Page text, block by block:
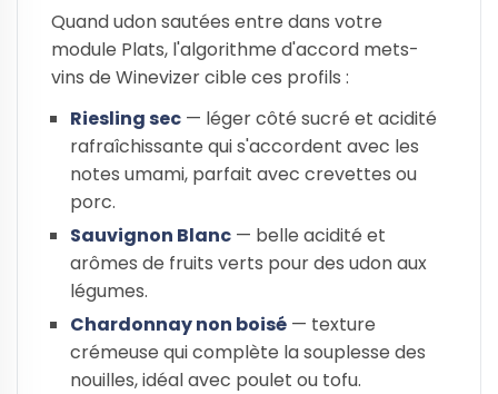
Quand udon sautées entre dans votre
module Plats, l'algorithme d'accord mets-
vins de Winevizer cible ces profils :
Riesling sec — léger côté sucré et acidité
rafraîchissante qui s'accordent avec les
notes umami, parfait avec crevettes ou
porc.
Sauvignon Blanc — belle acidité et
arômes de fruits verts pour des udon aux
légumes.
Chardonnay non boisé — texture
crémeuse qui complète la souplesse des
nouilles, idéal avec poulet ou tofu.